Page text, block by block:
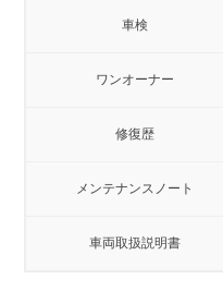
車検
ワンオーナー
修復歴
メンテナンスノート
車両取扱説明書